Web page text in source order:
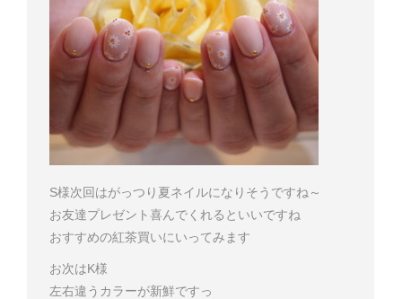
S様次回はがっつり夏ネイルになりそうですね～
お友達プレゼント喜んでくれるといいですね
おすすめの紅茶買いにいってみます
お次はK様
左右違うカラーが新鮮ですっ